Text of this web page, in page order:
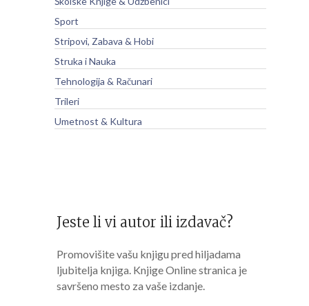
Sport
Stripovi, Zabava & Hobi
Struka i Nauka
Tehnologija & Računari
Trileri
Umetnost & Kultura
Jeste li vi autor ili izdavač?
Promovišite vašu knjigu pred hiljadama
ljubitelja knjiga. Knjige Online stranica je
savršeno mesto za vaše izdanje.